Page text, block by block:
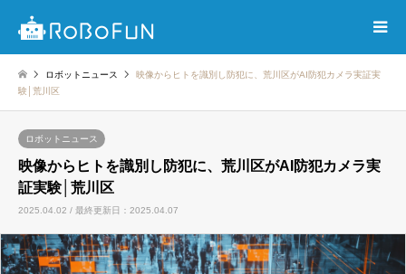
ロボットニュース
映像からヒトを識別し防犯に、荒川区がAI防犯カメラ実証実
験│荒川区
ロボットニュース
映像からヒトを識別し防犯に、荒川区がAI防犯カメラ実
証実験│荒川区
2025.04.02 / 最終更新日：2025.04.07